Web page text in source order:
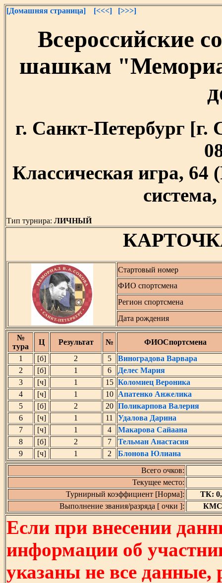
[Домашняя страница] [<<<] [>>>]
Всероссийские
шашкам
г. Санкт-Петербург [г.
Классическая игра,
Тип турнира: ЛИЧНЫЙ
Стартовый номер
ФИО спортсмена
Регион спортсмена
Дата рождения
№
тура
Ц Результат №
ФИОСпортсмена
1
[б] 2 5
Виноградова Варвара
2
[б] 1 6
Делес Мария
3
[ч] 1 15 Коломиец Вероника
4
[ч] 1 10
Апатенко Анжелика
5
[б] 2 20 Поликарпова Валерия
6
[ч] 1 11
Удалова Дарина
7
[ч] 1 4
Макарова Сайаана
8
[б] 2 7
Тельман Анастасия
9
[ч] 1 2
Блонова Юлиана
Всего очков:
Текущее место:
Турнирный коэффициент [Норма]:
ТК:
Выполнение звания/разряда [ очки ]:
КМС
Если при внесении
информации об
указаны не все